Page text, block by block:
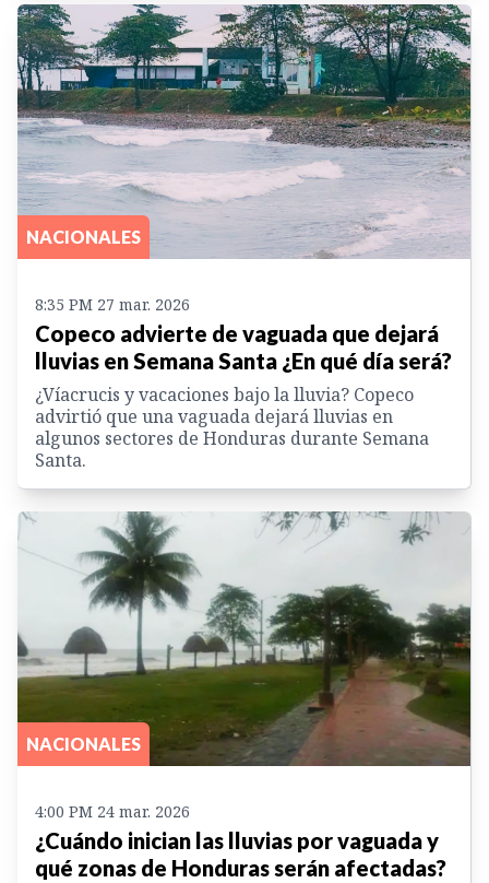
NACIONALES
8:35 PM 27 mar. 2026
Copeco advierte de vaguada que dejará
lluvias en Semana Santa ¿En qué día será?
¿Víacrucis y vacaciones bajo la lluvia? Copeco
advirtió que una vaguada dejará lluvias en
algunos sectores de Honduras durante Semana
Santa.
NACIONALES
4:00 PM 24 mar. 2026
¿Cuándo inician las lluvias por vaguada y
qué zonas de Honduras serán afectadas?